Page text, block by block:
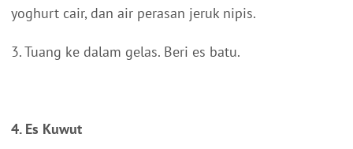
yoghurt cair, dan air perasan jeruk nipis.
3. Tuang ke dalam gelas. Beri es batu.
4. Es Kuwut